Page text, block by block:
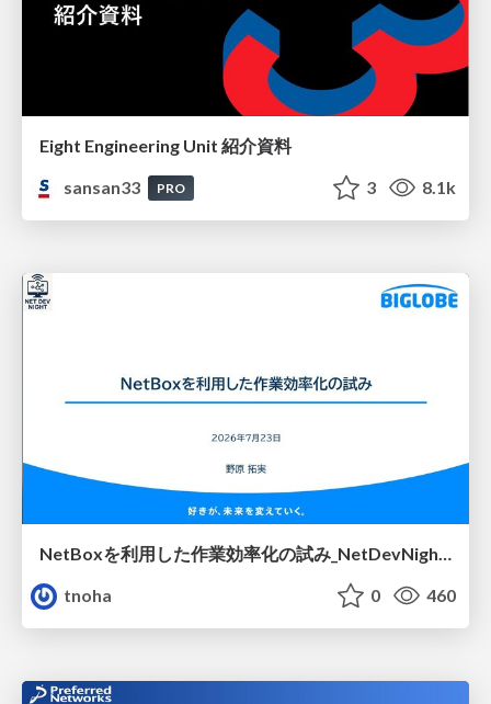
Eight Engineering Unit 紹介資料
sansan33
PRO 3 8.1k
NetBoxを利用した作業効率化の試み_NetDevNight4
tnoha
0 460